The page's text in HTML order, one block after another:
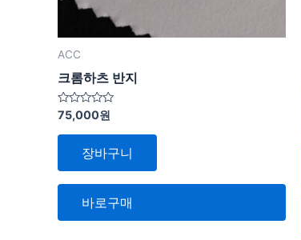
ACC
크롬하츠 반지
5
에
가
75,000원
장바구니
바로구매